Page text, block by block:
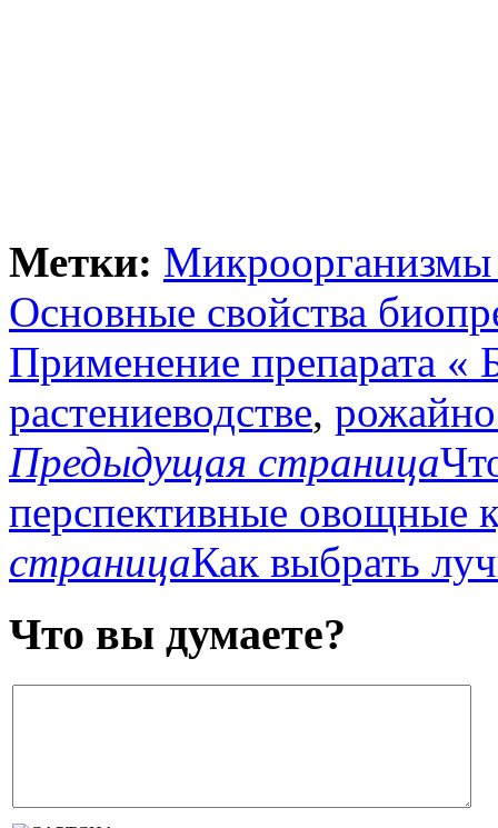
Метки:
Основные свойства
Применение препарата «
растениеводстве,
Предыдущая страница
перспективные овощные
страницаКак выбрать
Что вы думаете?